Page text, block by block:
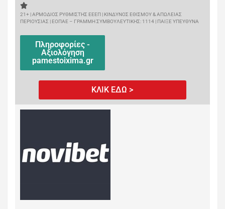
21+ | ΑΡΜΟΔΙΟΣ ΡΥΘΜΙΣΤΗΣ ΕΕΕΠ | ΚΙΝΔΥΝΟΣ ΕΘΙΣΜΟΥ & ΑΠΩΛΕΙΑΣ
ΠΕΡΙΟΥΣΙΑΣ | ΕΟΠΑΕ – ΓΡΑΜΜΗ ΣΥΜΒΟΥΛΕΥΤΙΚΗΣ: 1114 | ΠΑΙΞΕ ΥΠΕΥΘΥΝΑ
Πληροφορίες -
Αξιολόγηση
pamestoixima.gr
ΚΛΙΚ ΕΔΩ >